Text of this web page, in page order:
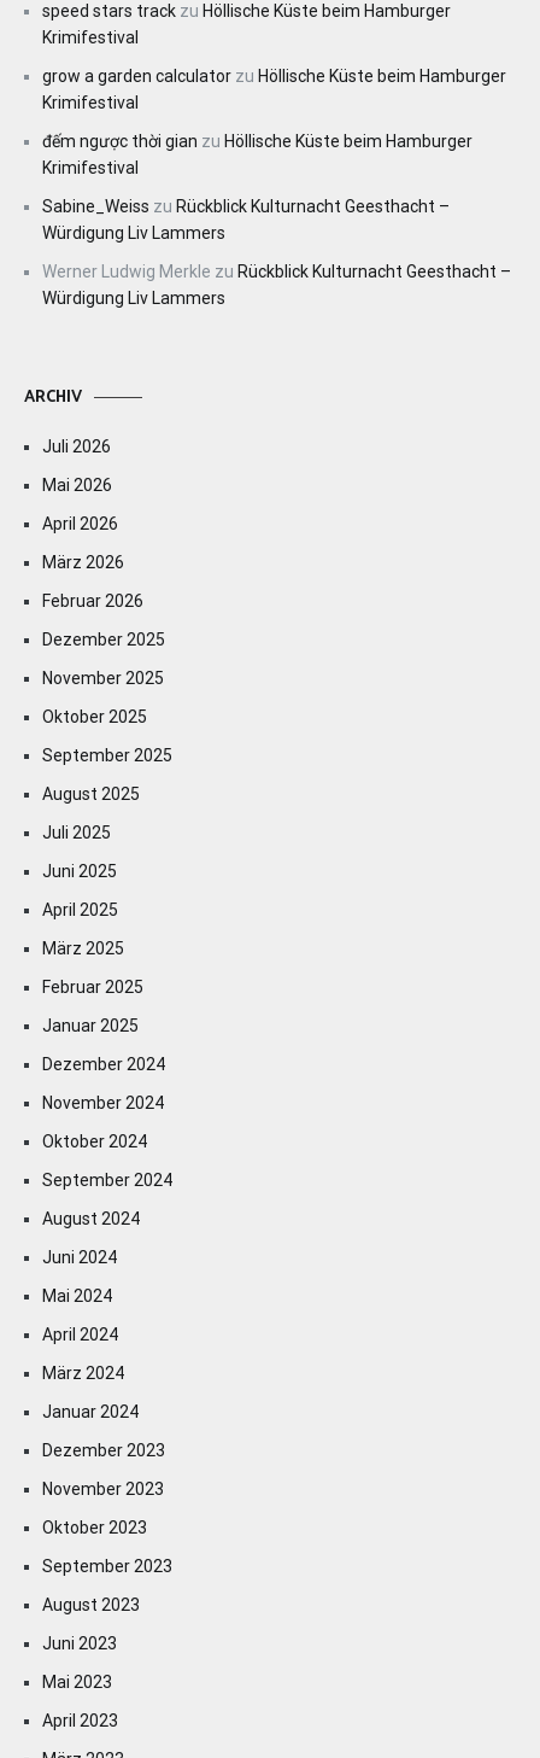
speed stars track zu Höllische Küste beim Hamburger
Krimifestival
grow a garden calculator zu Höllische Küste beim Hamburger
Krimifestival
đếm ngược thời gian zu Höllische Küste beim Hamburger
Krimifestival
Sabine_Weiss zu Rückblick Kulturnacht Geesthacht –
Würdigung Liv Lammers
Werner Ludwig Merkle zu Rückblick Kulturnacht Geesthacht –
Würdigung Liv Lammers
ARCHIV
Juli 2026
Mai 2026
April 2026
März 2026
Februar 2026
Dezember 2025
November 2025
Oktober 2025
September 2025
August 2025
Juli 2025
Juni 2025
April 2025
März 2025
Februar 2025
Januar 2025
Dezember 2024
November 2024
Oktober 2024
September 2024
August 2024
Juni 2024
Mai 2024
April 2024
März 2024
Januar 2024
Dezember 2023
November 2023
Oktober 2023
September 2023
August 2023
Juni 2023
Mai 2023
April 2023